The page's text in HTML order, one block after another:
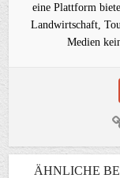
eine Plattform
Landwirtschaft,
Medien
ÄHNLICHE